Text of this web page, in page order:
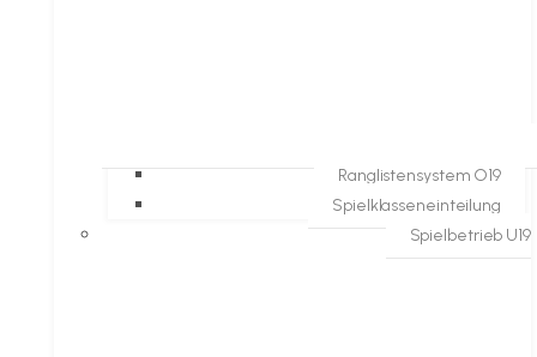
Ranglistensystem O19
Spielklasseneinteilung
Spielbetrieb U19